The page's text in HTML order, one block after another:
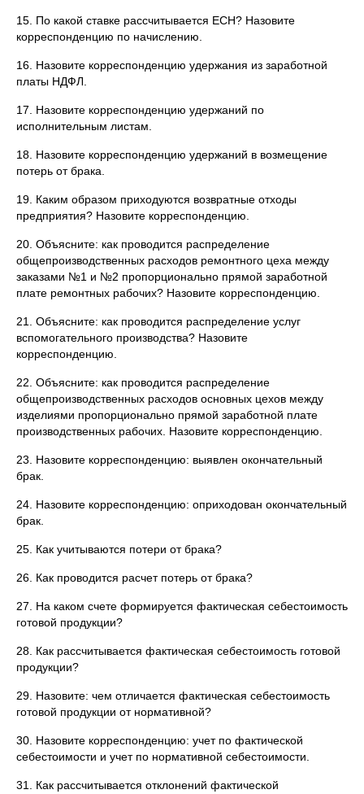
15. По какой ставке рассчитывается ЕСН? Назовите
корреспонденцию по начислению.
16. Назовите корреспонденцию удержания из заработной
платы НДФЛ.
17. Назовите корреспонденцию удержаний по
исполнительным листам.
18. Назовите корреспонденцию удержаний в возмещение
потерь от брака.
19. Каким образом приходуются возвратные отходы
предприятия? Назовите корреспонденцию.
20. Объясните: как проводится распределение
общепроизводственных расходов ремонтного цеха между
заказами №1 и №2 пропорционально прямой заработной
плате ремонтных рабочих? Назовите корреспонденцию.
21. Объясните: как проводится распределение услуг
вспомогательного производства? Назовите
корреспонденцию.
22. Объясните: как проводится распределение
общепроизводственных расходов основных цехов между
изделиями пропорционально прямой заработной плате
производственных рабочих. Назовите корреспонденцию.
23. Назовите корреспонденцию: выявлен окончательный
брак.
24. Назовите корреспонденцию: оприходован окончательный
брак.
25. Как учитываются потери от брака?
26. Как проводится расчет потерь от брака?
27. На каком счете формируется фактическая себестоимость
готовой продукции?
28. Как рассчитывается фактическая себестоимость готовой
продукции?
29. Назовите: чем отличается фактическая себестоимость
готовой продукции от нормативной?
30. Назовите корреспонденцию: учет по фактической
себестоимости и учет по нормативной себестоимости.
31. Как рассчитывается отклонений фактической